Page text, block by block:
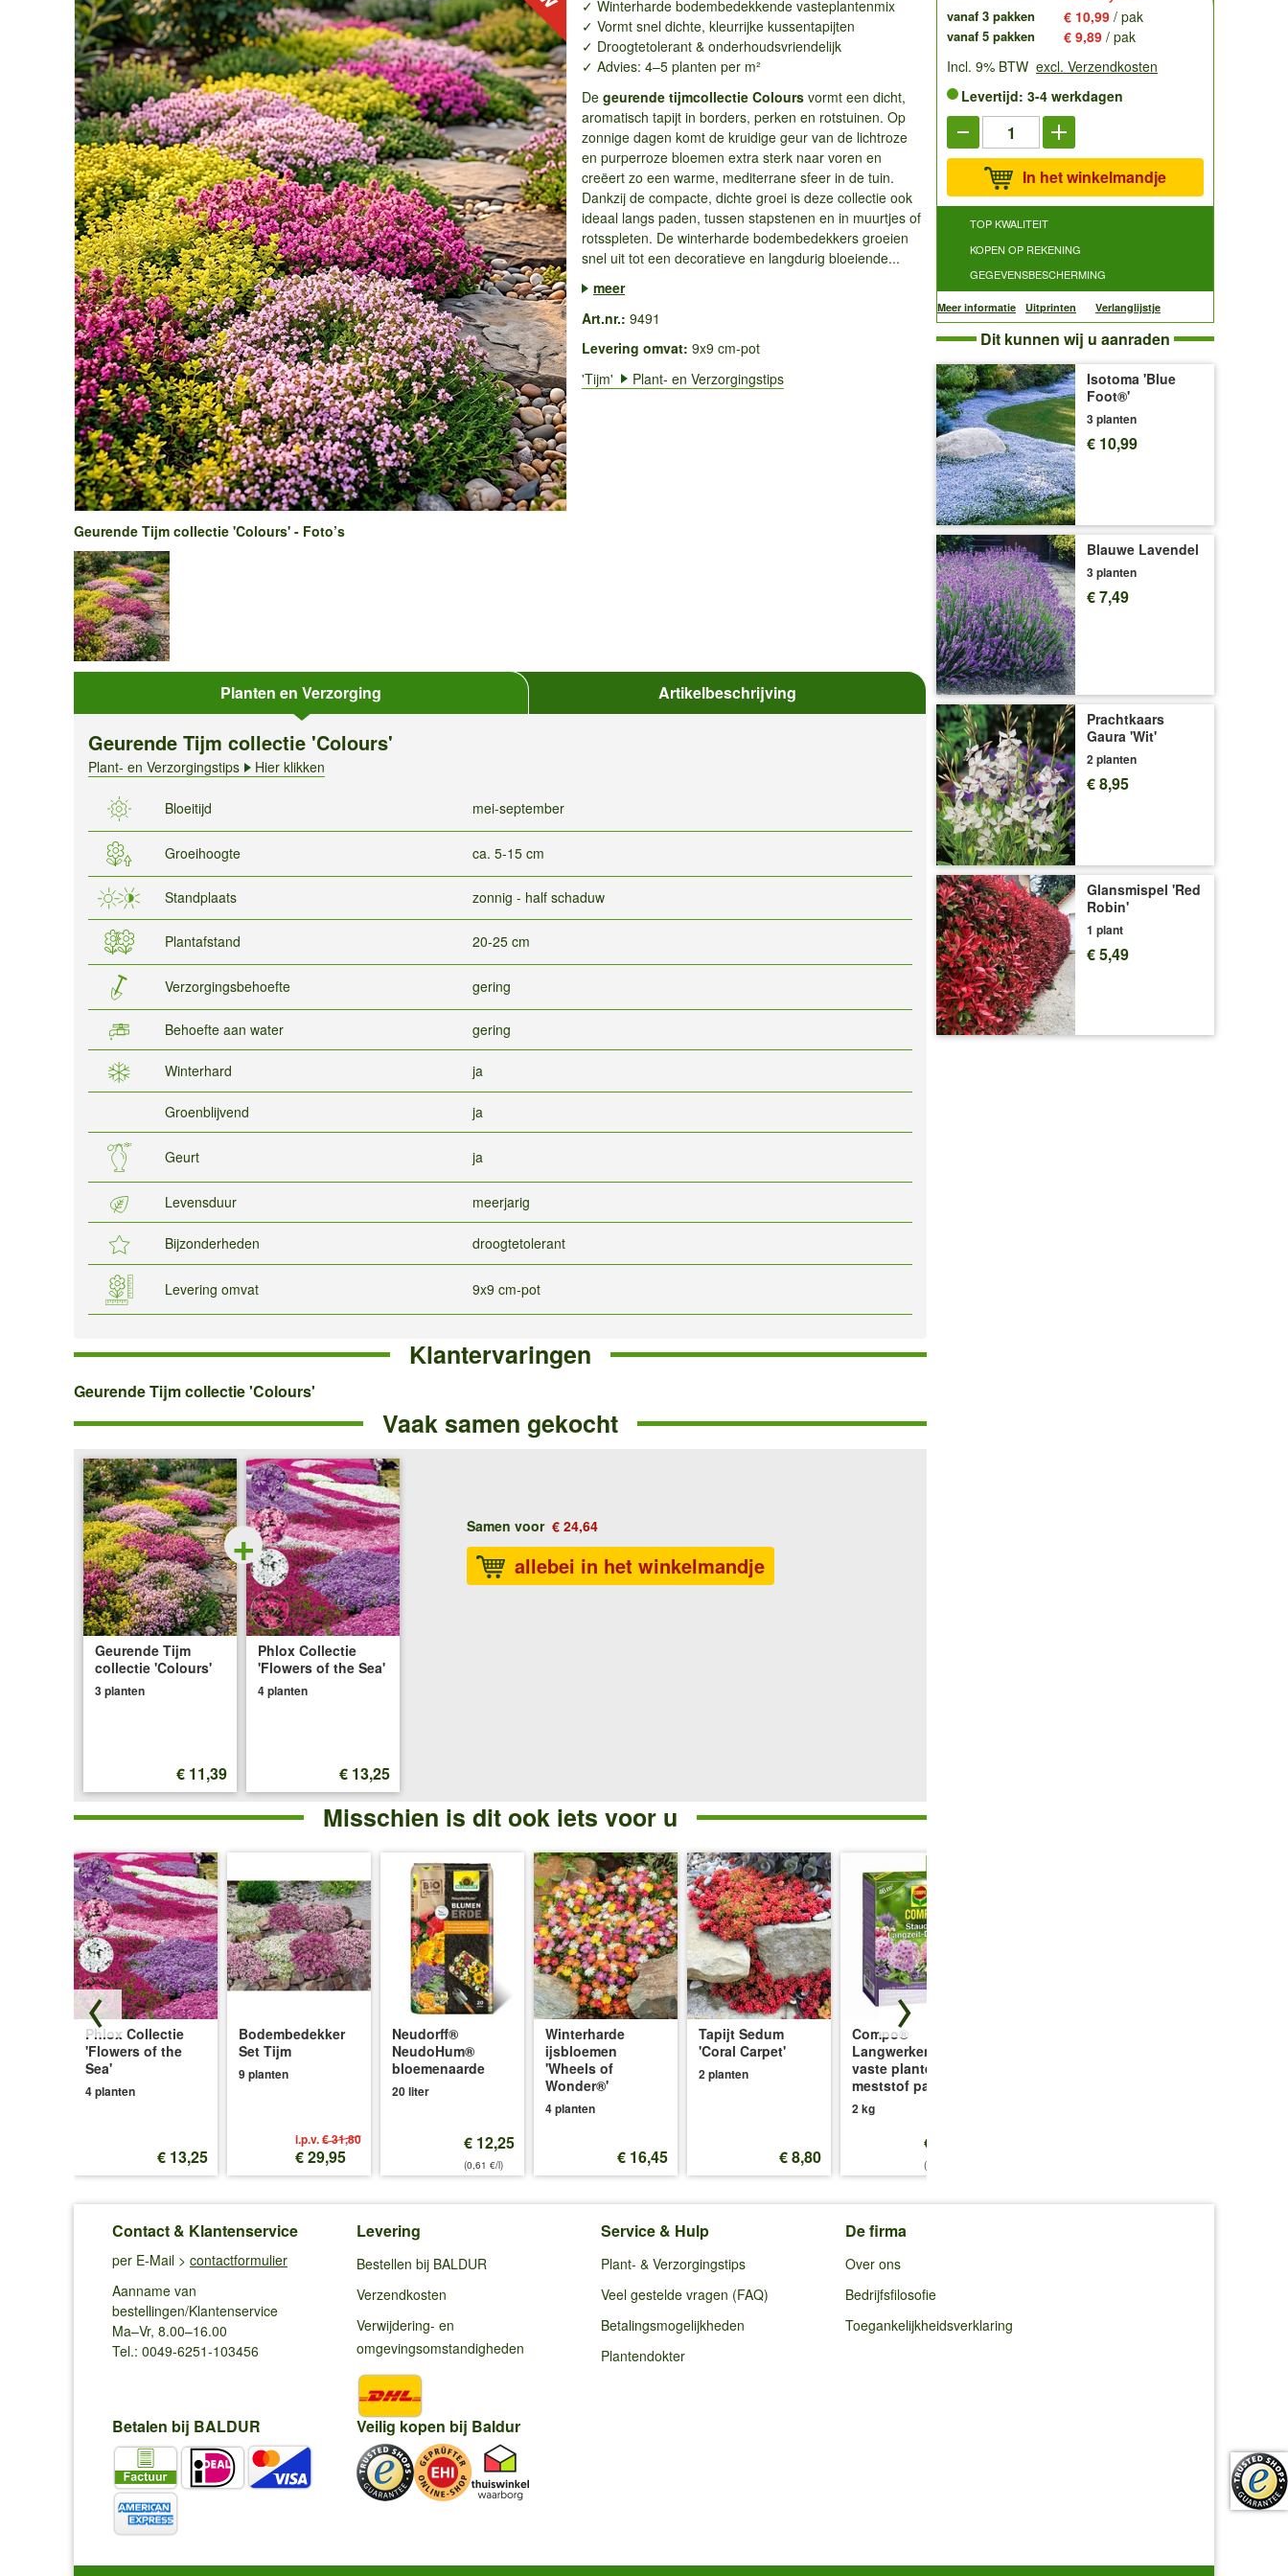
✓ Winterharde bodembedekkende vasteplantenmix
✓ Vormt snel dichte, kleurrijke kussentapijten
✓ Droogtetolerant & onderhoudsvriendelijk
✓ Advies: 4–5 planten per m²
De geurende tijmcollectie Coloursvormt een dicht,
aromatisch tapijt in borders, perken en rotstuinen. Op
zonnige dagen komt de kruidige geur van de lichtroze
en purperroze bloemen extra sterk naar voren en
creëert zo een warme, mediterrane sfeer in de tuin.
Dankzij de compacte, dichte groei is deze collectie ook
ideaal langs paden, tussen stapstenen en in muurtjes of
rotsspleten. De winterharde bodembedekkers groeien
snel uit tot een decoratieve en langdurig bloeiende...
meer
Art.nr.: 9491
Levering omvat: 9x9 cm-pot
'Tijm'
Plant- en Verzorgingstips
Geurende Tijm collectie 'Colours' - Foto’s
Planten en Verzorging Artikelbeschrijving
Geurende Tijm collectie 'Colours'
Plant- en Verzorgingstips Hier klikken
Bloeitijd mei-september
Groeihoogte ca. 5-15 cm
Standplaats zonnig - half schaduw
Plantafstand 20-25 cm
Verzorgingsbehoefte gering
Behoefte aan water gering
Winterhard ja
Groenblijvend ja
Geurt ja
Levensduur meerjarig
Bijzonderheden droogtetolerant
Levering omvat 9x9 cm-pot
Klantervaringen
Geurende
'Colours'
Geurende Tijm collectie 'Colours'
Vaak samen gekocht
Geurende Tijm
collectie 'Colours'
3 planten
€ 11,39
+
Phlox Collectie
'Flowers of the Sea'
4 planten
€ 13,25
Samen voor € 24,64
allebei in het winkelmandje
Misschien is dit ook iets voor u
Phlox Collectie
'Flowers of the
Sea'
4 planten
€ 13,25
Bodembedekker
Set Tijm
9 planten
i.p.v.€ 31,80
€ 29,95
Neudorff®
NeudoHum®
bloemenaarde
20 liter
€ 12,25
(0,61 €/l)
Winterharde
ijsbloemen
'Wheels of
Wonder®'
4 planten
€ 16,45
Tapijt Sedum
'Coral Carpet'
2 planten
€ 8,80
Compo®
Langwerkende
vaste planten
meststof parels
2 kg
€ 16,49
(8,25 €/kg)
vanaf 3 pakken € 10,99 / pak
vanaf 5 pakken € 9,89 / pak
Incl. 9% BTW excl. Verzendkosten
Levertijd: 3-4 werkdagen
In het winkelmandje
TOP KWALITEIT
KOPEN OP REKENING
GEGEVENSBESCHERMING
Meer informatie Uitprinten Verlanglijstje
Dit kunnen wij u aanraden
Isotoma 'Blue
Foot®'
3 planten
€ 10,99
Blauwe Lavendel
3 planten
€ 7,49
Prachtkaars
Gaura 'Wit'
2 planten
€ 8,95
Glansmispel 'Red
Robin'
1 plant
€ 5,49
Contact & Klantenservice
per E-Mail > contactformulier
Aanname van
bestellingen/Klantenservice
Ma–Vr, 8.00–16.00
Tel.: 0049-6251-103456
Levering
Bestellen bij BALDUR
Verzendkosten
Verwijdering- en
omgevingsomstandigheden
Service & Hulp
Plant- & Verzorgingstips
Veel gestelde vragen (FAQ)
Betalingsmogelijkheden
Plantendokter
De firma
Over ons
Bedrijfsfilosofie
Toegankelijkheidsverklaring
Betalen bij BALDUR Veilig kopen bij Baldur